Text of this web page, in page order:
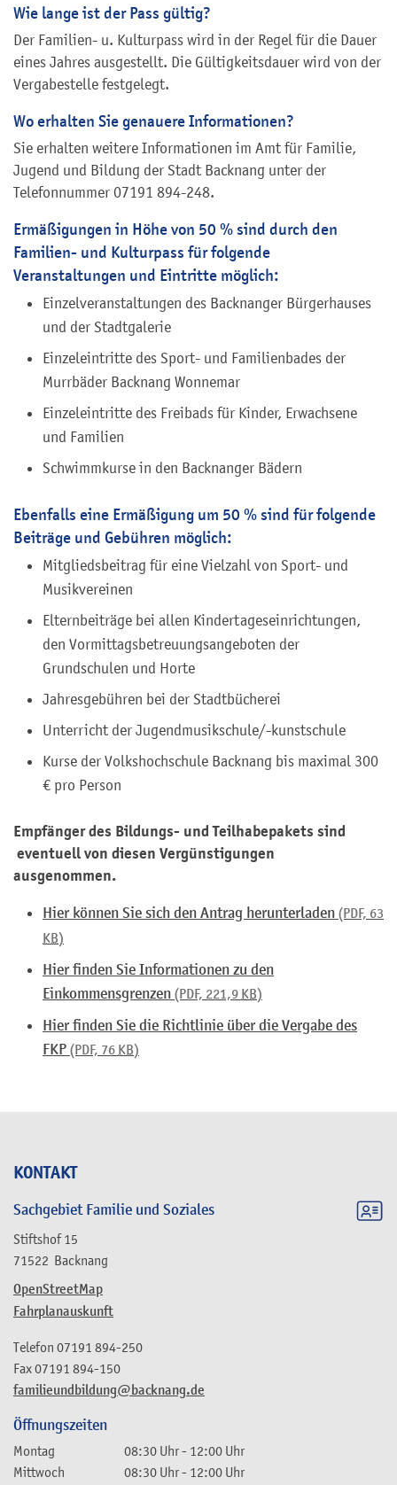
KONTAKT
Sachgebiet Familie und Soziales
Stiftshof 15
71522 Backnang
OpenStreetMap
Fahrplanauskunft
familieundbildung@backnang.de
Telefon 07191 894-250
Fax07191 894-150
Öffnungszeiten
Montag 08:30 Uhr- 12:00 Uhr
Mittwoch
08:30 Uhr- 12:00 Uhr
Wie lange ist der Pass gültig?
Der Familien- u. Kulturpass wird in der Regel für die Dauer
eines Jahres ausgestellt. Die Gültigkeitsdauer wird von der
Vergabestelle festgelegt.
Wo erhalten Sie genauere Informationen?
Sie erhalten weitere Informationen im Amt für Familie,
Jugend und Bildung der Stadt Backnang unter der
Telefonnummer 07191 894-248.
Ermäßigungen in Höhe von 50 % sind durch den
Familien- und Kulturpass für folgende
Veranstaltungen und Eintritte möglich:
Einzelveranstaltungen des Backnanger Bürgerhauses
und der Stadtgalerie
Einzeleintritte des Sport- und Familienbades der
Murrbäder Backnang Wonnemar
Einzeleintritte des Freibads für Kinder, Erwachsene
und Familien
Schwimmkurse in den Backnanger Bädern
Ebenfalls eine Ermäßigung um 50 % sind für folgende
Beiträge und Gebühren möglich:
Mitgliedsbeitrag für eine Vielzahl von Sport- und
Musikvereinen
Elternbeiträge bei allen Kindertageseinrichtungen,
den Vormittagsbetreuungsangeboten der
Grundschulen und Horte
Jahresgebühren bei der Stadtbücherei
Unterricht der Jugendmusikschule/-kunstschule
Kurse der Volkshochschule Backnang bis maximal 300
€ pro Person
Empfänger des Bildungs- und Teilhabepakets sind
eventuell von diesen Vergünstigungen
ausgenommen.
Hier können Sie sich den Antrag herunterladen (PDF, 63
KB)
Hier finden Sie Informationen zu den
Einkommensgrenzen (PDF, 221,9 KB)
Hier finden Sie die Richtlinie über die Vergabe des
FKP (PDF, 76 KB)